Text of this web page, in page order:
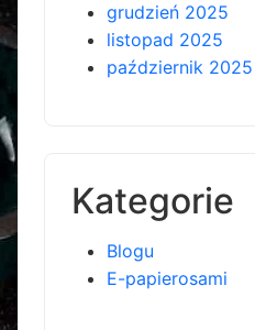
grudzień 2025
listopad 2025
październik 2025
Kategorie
Blogu
E-papierosami